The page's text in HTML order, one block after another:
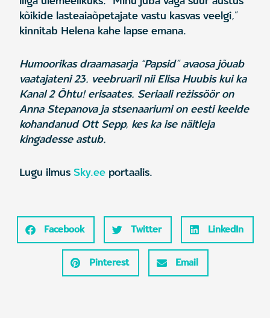
kõikide lasteaiaõpetajate vastu kasvas veelgi,”
kinnitab Helena kahe lapse emana.
Humoorikas draamasarja “Papsid” avaosa jõuab
vaatajateni 23. veebruaril nii Elisa Huubis kui ka
Kanal 2 Õhtu! erisaates. Seriaali režissöör on
Anna Stepanova ja stsenaariumi on eesti keelde
kohandanud Ott Sepp, kes ka ise näitleja
kingadesse astub.
Lugu ilmusSky.ee portaalis.
Facebook Twitter LinkedIn
Pinterest Email